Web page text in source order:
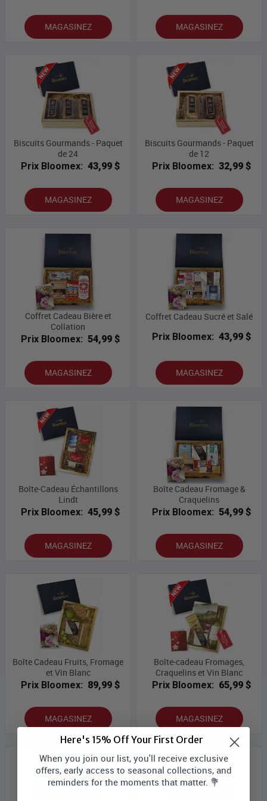
MAGASINEZ MAGASINEZ
Biscuits Gourmands - Paquet
de 24
Prix Bloomex: 43,99 $
MAGASINEZ
Biscuits Gourmands - Paquet
de 12
Prix Bloomex: 32,99 $
MAGASINEZ
Coffret Cadeau Bière et
Collation
Prix Bloomex: 54,99 $
MAGASINEZ
Coffret Cadeau Sucré et Salé
Prix Bloomex: 43,99 $
MAGASINEZ
Boîte-Cadeau Échantillons
Lindt
Prix Bloomex: 45,99 $
MAGASINEZ
Boîte Cadeau Fromage &
Craquelins
Prix Bloomex: 54,99 $
MAGASINEZ
Boîte Cadeau Fruits, Fromage
et Vin Blanc
Prix Bloomex: 89,99 $
MAGASINEZ
Boîte-cadeau Fromages,
Craquelins et Vin Blanc
Prix Bloomex: 65,99 $
MAGASINEZ
Here's 15% Off Your First Order
When you join our list, you'll receive exclusive
offers, early access to seasonal collections, and
reminders for the moments that matter. 💐